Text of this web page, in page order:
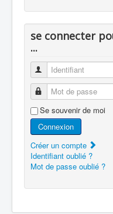
se connecter
...
Identifiant
Mot de passe
Se souvenir de moi
Connexion
Créer un compte
Identifiant oublié ?
Mot de passe oublié ?